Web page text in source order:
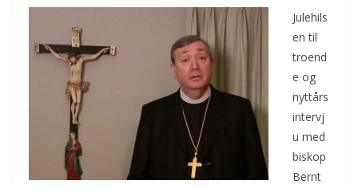
b
o
o
k
er l
Julehils
en til
troend
e og
nyttårs
intervj
u med
biskop
Bernt